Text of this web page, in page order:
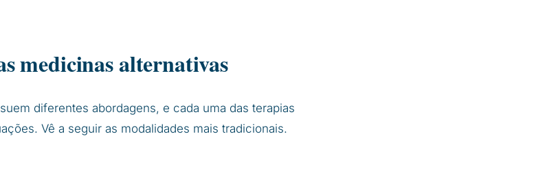
medicinas alternativas
diferentes abordagens, e cada uma das terapias
Vê a seguir as modalidades mais tradicionais.